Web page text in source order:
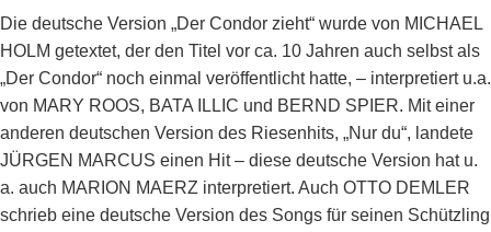
Die deutsche Version „Der Condor zieht“ wurde von MICHAEL
HOLM getextet, der den Titel vor ca. 10 Jahren auch selbst als
„Der Condor“ noch einmal veröffentlicht hatte, – interpretiert u.a.
von MARY ROOS, BATA ILLIC und BERND SPIER. Mit einer
anderen deutschen Version des Riesenhits, „Nur du“, landete
JÜRGEN MARCUS einen Hit – diese deutsche Version hat u.
a. auch MARION MAERZ interpretiert. Auch OTTO DEMLER
schrieb eine deutsche Version des Songs für seinen Schützling